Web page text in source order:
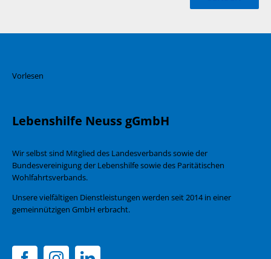
Vorlesen
Lebenshilfe Neuss gGmbH
Wir selbst sind Mitglied des Landesverbands sowie der
Bundesvereinigung der Lebenshilfe sowie des Paritätischen
Wohlfahrtsverbands.
Unsere vielfältigen Dienstleistungen werden seit 2014 in einer
gemeinnützigen GmbH erbracht.